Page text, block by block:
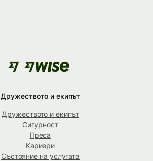
Дружеството и екипът
Дружеството и екипът
Сигурност
Преса
Кариери
Състояние на услугата